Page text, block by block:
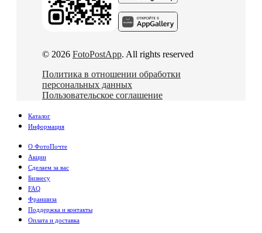
© 2026 FotoPostApp. All rights reserved
Политика в отношении обработки
персональных данных
Пользовательское соглашение
Каталог
Информация
О ФотоПочте
Акции
Сделаем за вас
Бизнесу
FAQ
Франшиза
Поддержка и контакты
Оплата и доставка